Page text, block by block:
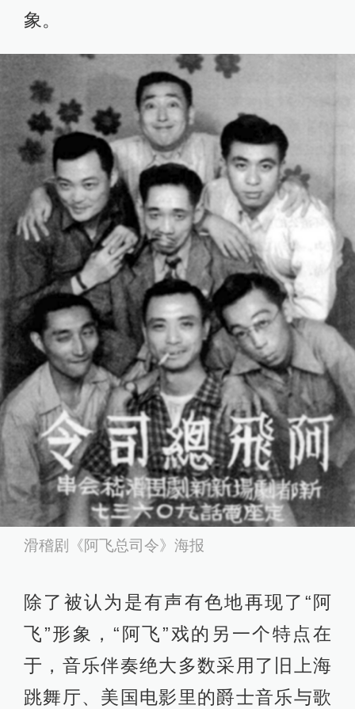
象。
滑稽剧《阿飞总司令》海报
除了被认为是有声有色地再现了“阿
飞”形象，“阿飞”戏的另一个特点在
于，音乐伴奏绝大多数采用了旧上海
跳舞厅、美国电影里的爵士音乐与歌